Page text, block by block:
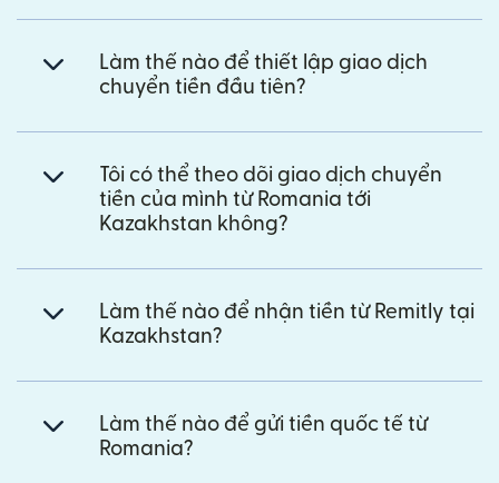
Làm thế nào để thiết lập giao dịch
chuyển tiền đầu tiên?
Tôi có thể theo dõi giao dịch chuyển
tiền của mình từ Romania tới
Kazakhstan không?
Làm thế nào để nhận tiền từ Remitly tại
Kazakhstan?
Làm thế nào để gửi tiền quốc tế từ
Romania?